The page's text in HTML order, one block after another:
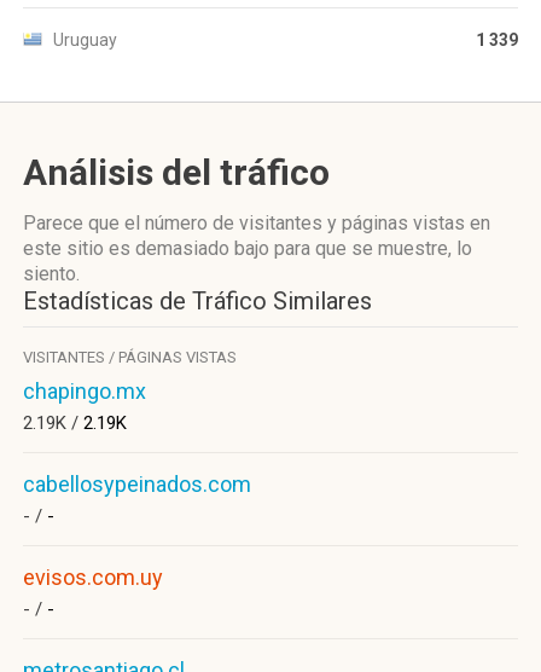
Uruguay 1 339
Análisis del tráfico
Parece que el número de visitantes y páginas vistas en
este sitio es demasiado bajo para que se muestre, lo
siento.
Estadísticas de Tráfico Similares
VISITANTES / PÁGINAS VISTAS
chapingo.mx
2.19K / 2.19K
cabellosypeinados.com
- / -
evisos.com.uy
- / -